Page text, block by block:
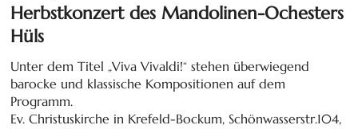
Herbstkonzert des Mandolinen-Ochesters
Hüls
Unter dem Titel „Viva Vivaldi!“ stehen überwiegend
barocke und klassische Kompositionen auf dem
Programm.
Ev. Christuskirche in Krefeld-Bockum, Schönwasserstr.104,